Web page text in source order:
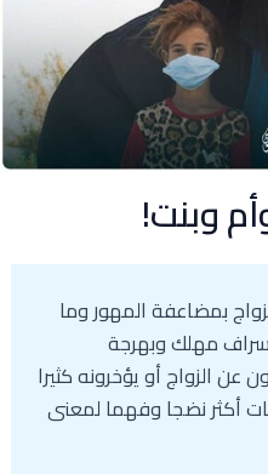
وبنت!
بمضاعفة المهور وما
مهلك وبهرجة
الزواج أو يؤخرونه كثيرا
أكثر نضجا وفهما لمعنى